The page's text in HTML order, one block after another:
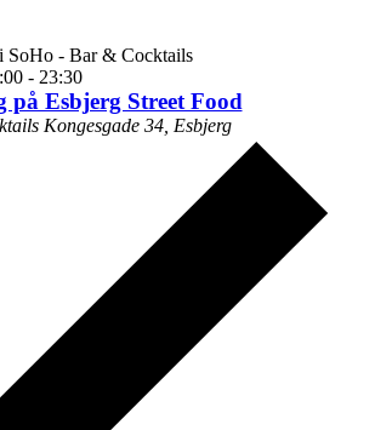
- 23:30
på Esbjerg Street Food
Kongesgade 34, Esbjerg